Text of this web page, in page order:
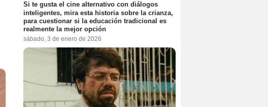
Si te gusta el cine alternativo con diálogos
inteligentes, mira esta historia sobre la crianza,
para cuestionar si la educación tradicional es
realmente la mejor opción
sábado, 3 de enero de 2026